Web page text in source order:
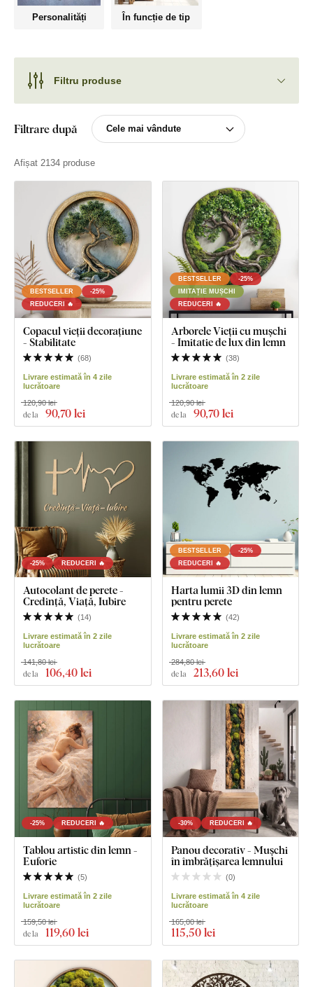
Personalități În funcție de tip
Filtru produse
Filtrare după
Afișat 2134 produse
BESTSELLER
-25%
REDUCERI 🔥
Copacul vieții decorațiune
- Stabilitate
(68)
Livrare estimată în 4 zile
lucrătoare
de la 90,70 lei
120,90 lei
BESTSELLER
-25%
IMITAȚIE MUȘCHI
REDUCERI 🔥
Arborele Vieții cu mușchi
- Imitatie de lux din lemn
(38)
Livrare estimată în 2 zile
lucrătoare
de la 90,70 lei
120,90 lei
-25% REDUCERI 🔥
Autocolant de perete -
Credință, Viață, Iubire
(14)
Livrare estimată în 2 zile
lucrătoare
de la 106,40 lei
141,80 lei
BESTSELLER
-25%
REDUCERI 🔥
Harta lumii 3D din lemn
pentru perete
(42)
Livrare estimată în 2 zile
lucrătoare
de la 213,60 lei
284,80 lei
-25% REDUCERI 🔥
Tablou artistic din lemn -
Euforie
(5)
Livrare estimată în 2 zile
lucrătoare
de la 119,60 lei
159,50 lei
-30% REDUCERI 🔥
Panou decorativ - Mușchi
în îmbrățișarea lemnului
(0)
Livrare estimată în 4 zile
lucrătoare
115,50 lei
165,00 lei